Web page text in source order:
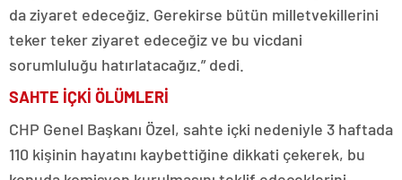
da ziyaret edeceğiz. Gerekirse bütün milletvekillerini
teker teker ziyaret edeceğiz ve bu vicdani
sorumluluğu hatırlatacağız.” dedi.
SAHTE İÇKİ ÖLÜMLERİ
CHP Genel Başkanı Özel, sahte içki nedeniyle 3 haftada
110 kişinin hayatını kaybettiğine dikkati çekerek, bu